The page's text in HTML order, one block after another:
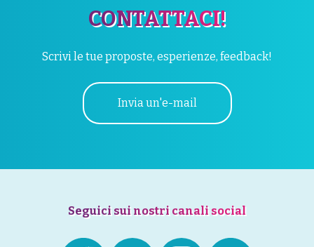
CONTATTACI!
Scrivi le tue proposte, esperienze, feedback!
Invia un'e-mail
Seguici sui nostri canali social